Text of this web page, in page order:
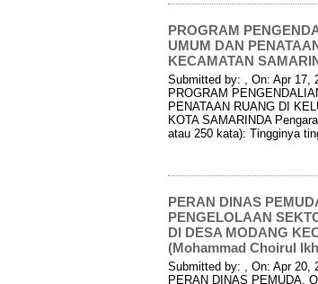
PROGRAM
UMUM DAN
KECAMATAN
Submitted by: , On: Apr 17,
PROGRAM
PENATAAN RUANG DI
KOTA SAMARINDA
atau 250 kata): Tingginya
PERAN DINAS
PENGELOLAAN
DI DESA MODANG
(Mohammad Choirul
Submitted by: , On: Apr 20,
PERAN DINAS PEMUDA,